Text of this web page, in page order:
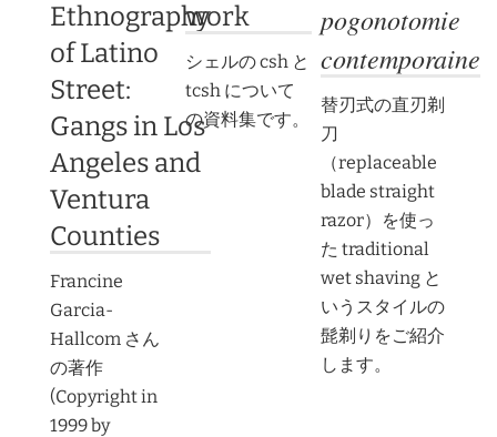
Ethnography
of Latino
Street:
Gangs in Los
Angeles and
Ventura
Counties
Francine
Garcia-
Hallcom さん
の著作
(Copyright in
1999 by
work
シェルの csh と
tcsh について
の資料集です。
pogonotomie
contemporaine
替刃式の直刃剃
刀
（replaceable
blade straight
razor）を使っ
た traditional
wet shaving と
いうスタイルの
髭剃りをご紹介
します。